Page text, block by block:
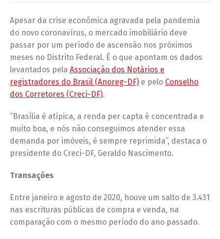
Apesar da crise econômica agravada pela pandemia
do novo coronavírus, o mercado imobiliário deve
passar por um período de ascensão nos próximos
meses no Distrito Federal. É o que apontam os dados
levantados pela Associação dos Notários e
registradores do Brasil (Anoreg-DF) e pelo Conselho
dos Corretores (Creci-DF).
“Brasília é atípica, a renda per capta é concentrada e
muito boa, e nós não conseguimos atender essa
demanda por imóveis, é sempre reprimida”, destaca o
presidente do Creci-DF, Geraldo Nascimento.
Transações
Entre janeiro e agosto de 2020, houve um salto de 3.431
nas escrituras públicas de compra e venda, na
comparação com o mesmo período do ano passado.